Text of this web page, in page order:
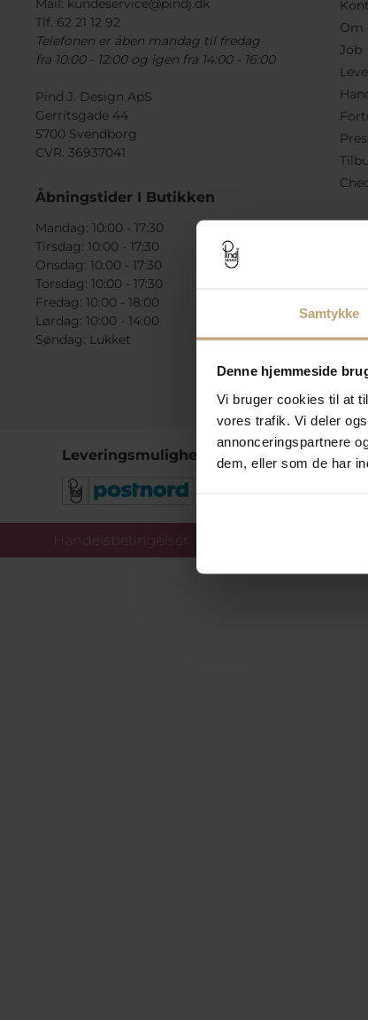
Samtykke
Denne hjemmeside
Vi bruger cookies til at
vores trafik. Vi deler
annonceringspartnere
dem, eller som de har
Mail: kundeservice@pindj.dk
Tlf. 62 21 12 92
Telefonen er åben mandag til fredag
fra 10:00 - 12:00 og igen fra 14:00 - 16:00
Pind J. Design ApS
Gerritsgade 44
5700 Svendborg
CVR. 36937041
Åbningstider I Butikken
Mandag: 10:00 - 17:30
Tirsdag: 10:00 - 17:30
Onsdag: 10:00 - 17:30
Torsdag: 10:00 - 17:30
Fredag: 10:00 - 18:00
Lørdag: 10:00 - 14:00
Søndag: Lukket
Om
Job
Leveringsmuligheder
Handelsbetingelser